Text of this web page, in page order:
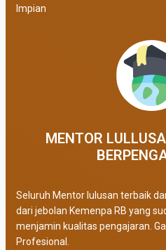
Impian
MENTOR
Seluruh Mentor lulusan terbaik
dari jebolan Kemenpa RB yang
menjamin kualitas pengajaran.
Profesional.